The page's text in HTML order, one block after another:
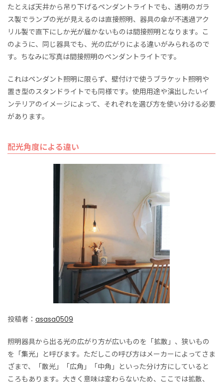
たとえば天井から吊り下げるペンダントライトでも、透明のガラ
ス製でランプの光が見えるのは直接照明、器具の傘が不透過アク
リル製で直下にしか光が届かないものは間接照明となります。こ
のように、同じ器具でも、光の広がりによる違いがみられるので
す。ちなみに写真は間接照明のペンダントライトです。
これはペンダント照明に限らず、壁付けで使うブラケット照明や
置き型のスタンドライトでも同様です。使用用途や演出したいイ
ンテリアのイメージによって、それぞれを選び方を使い分ける必要
があります。
配光角度による違い
投稿者： asasa0509
照明器具から出る光の広がり方が広いものを「拡散」、狭いもの
を「集光」と呼びます。ただしこの呼び方はメーカーによってさま
ざまで、「散光」「広角」「中角」といった分け方にしていると
ころもあります。大きく意味は変わらないため、ここでは拡散、